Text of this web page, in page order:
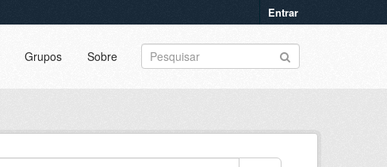
Entrar
Grupos Sobre